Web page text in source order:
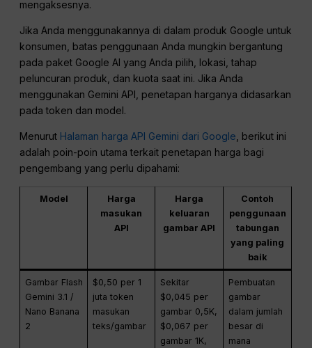
mengaksesnya.
Jika Anda menggunakannya di dalam produk Google untuk
konsumen, batas penggunaan Anda mungkin bergantung
pada paket Google AI yang Anda pilih, lokasi, tahap
peluncuran produk, dan kuota saat ini. Jika Anda
menggunakan Gemini API, penetapan harganya didasarkan
pada token dan model.
Menurut Halaman harga API Gemini dari Google , berikut ini
adalah poin-poin utama terkait penetapan harga bagi
pengembang yang perlu dipahami:
Model
Harga
masukan
API
Harga
keluaran
gambar API
Contoh
penggunaan
tabungan
yang paling
baik
Gambar Flash
Gemini 3.1 /
Nano Banana
2
$0,50 per 1
juta token
masukan
teks/gambar
Sekitar
$0,045 per
gambar 0,5K,
$0,067 per
gambar 1K,
Pembuatan
gambar
dalam jumlah
besar di
mana